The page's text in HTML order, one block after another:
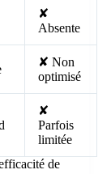
✘
Absente
✘ Non
optimisé
✘
Parfois
limitée
de